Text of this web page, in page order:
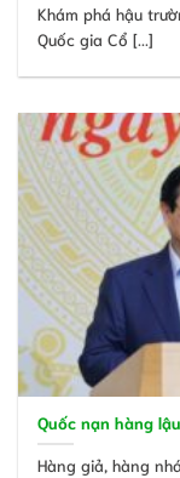
Khám phá hậu
Quốc gia Cổ [...]
Quốc nạn hàng
Hàng giả, hàng